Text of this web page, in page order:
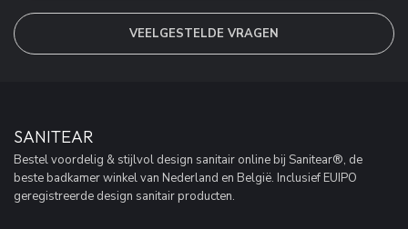
VEELGESTELDE VRAGEN
SANITEAR
Bestel voordelig & stijlvol design sanitair online bij Sanitear®, de
beste badkamer winkel van Nederland en België. Inclusief EUIPO
geregistreerde design sanitair producten.